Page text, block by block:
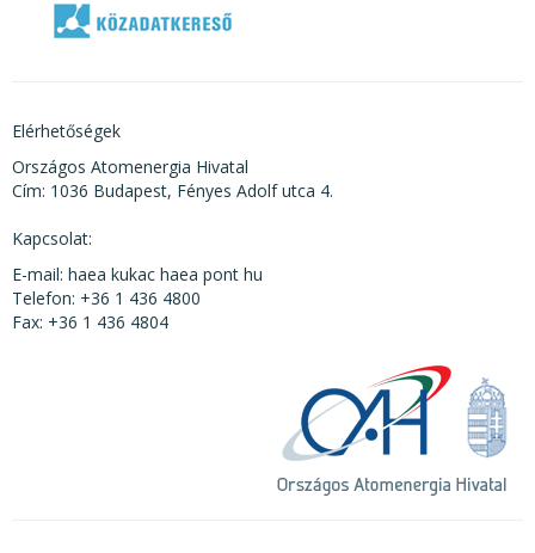
Elérhetőségek
Országos Atomenergia Hivatal
Cím: 1036 Budapest, Fényes Adolf utca 4.
Kapcsolat:
E-mail: haea kukac haea pont hu
Telefon: +36 1 436 4800
Fax: +36 1 436 4804